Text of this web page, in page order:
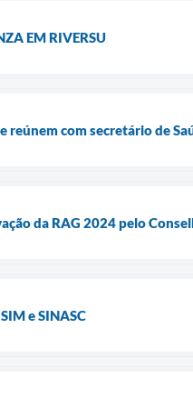
EM RIVERSU
reúnem com secretário de
da RAG 2024 pelo
e SINASC